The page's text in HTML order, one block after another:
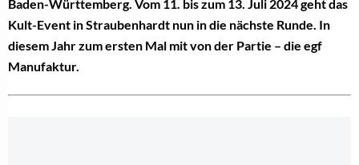
Baden-Württemberg. Vom 11. bis zum 13. Juli 2024 geht das
Kult-Event in Straubenhardt nun in die nächste Runde. In
diesem Jahr zum ersten Mal mit von der Partie – die egf
Manufaktur.